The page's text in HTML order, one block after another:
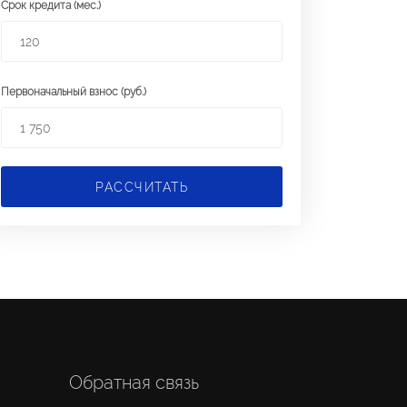
Срок кредита (мес.)
Первоначальный взнос (руб.)
РАССЧИТАТЬ
Обратная связь